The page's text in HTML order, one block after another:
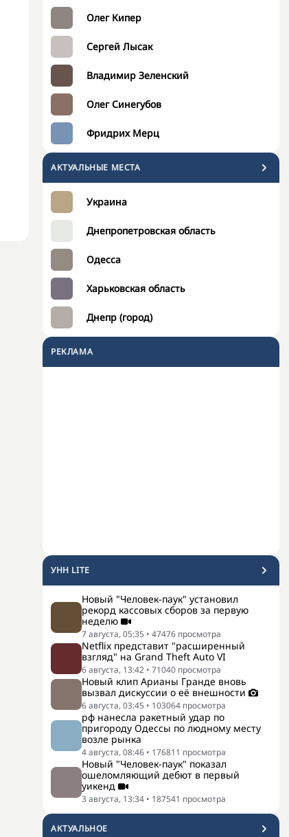
Олег Кипер
Сергей Лысак
Владимир Зеленский
Олег Синегубов
Фридрих Мерц
АКТУАЛЬНЫЕ МЕСТА
Украина
Днепропетровская область
Одесса
Харьковская область
Днепр (город)
РЕКЛАМА
УНН LITE
Новый "Человек-паук" установил
рекорд кассовых сборов за первую
неделю
7 августа, 05:35 • 47476 просмотра
Netflix представит "расширенный
взгляд" на Grand Theft Auto VI
6 августа, 13:42 • 71040 просмотра
Новый клип Арианы Гранде вновь
вызвал дискуссии о её внешности
6 августа, 03:45 • 103064 просмотра
рф нанесла ракетный удар по
пригороду Одессы по людному месту
возле рынка
4 августа, 08:46 • 176811 просмотра
Новый "Человек-паук" показал
ошеломляющий дебют в первый
уикенд
3 августа, 13:34 • 187541 просмотра
АКТУАЛЬНОЕ